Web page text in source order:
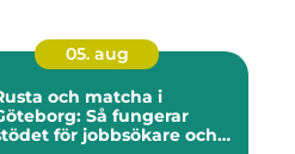
05. aug
och matcha i
Så fungerar
för jobbsökare och